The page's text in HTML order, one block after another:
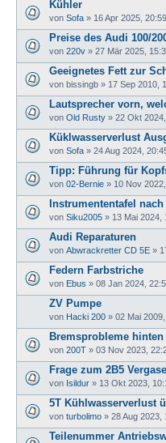
Kühler
von Sofa » 16 Apr 2025, 20:59
Preise des Audi 100/
von 220v » 27 Mär 2025,
Geeignetes Fett zur
von bissingb » 17 Sep 2010,
Lautsprecher vorn,
von Old Rusty » 22 Okt
Küklwasserverlust
von Sofa » 24 Aug 2024,
Tipp: Führung für
von 02-Bernie » 10 Nov
Instrumententafel
von Siku2005 » 13 Mai 2024,
Audi Reparaturen
von Abwrackretter CD 5E »
Federn Farbstriche
von Ebus » 08 Jan 2024,
ZV Pumpe
von Hacki 200 » 02 Mai
Bremsprobleme hinten
von 200T » 03 Nov 2023,
Frage zum 2B5
von Isildur » 13 Okt 2023,
5T Kühlwasserverlust
von turbolimo » 28 Aug 2023,
Teilenummer